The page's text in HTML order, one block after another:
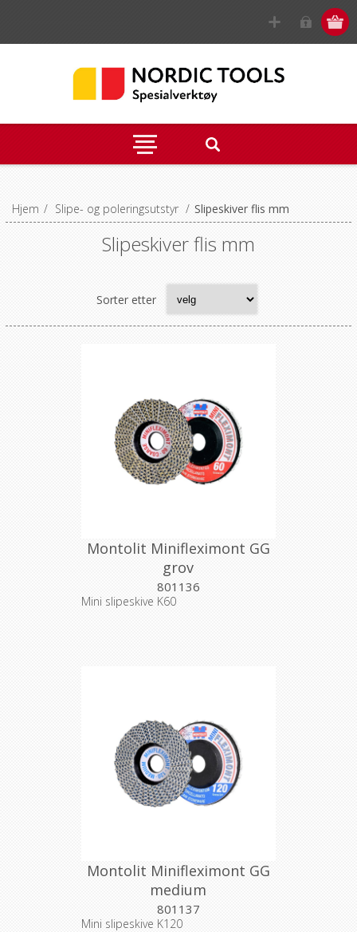
Hjem / Slipe- og poleringsutstyr / Slipeskiver flis mm
Slipeskiver flis mm
Sorter etter
Montolit Minifleximont GG
grov
801136
Mini slipeskive K60
Montolit Minifleximont GG
medium
801137
Mini slipeskive K120